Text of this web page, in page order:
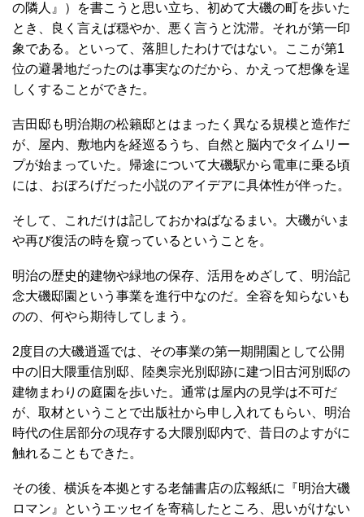
の隣人』）を書こうと思い立ち、初めて大磯の町を歩いた
とき、良く言えば穏やか、悪く言うと沈滞。それが第一印
象である。といって、落胆したわけではない。ここが第1
位の避暑地だったのは事実なのだから、かえって想像を逞
しくすることができた。
吉田邸も明治期の松籟邸とはまったく異なる規模と造作だ
が、屋内、敷地内を経巡るうち、自然と脳内でタイムリー
プが始まっていた。帰途について大磯駅から電車に乗る頃
には、おぼろげだった小説のアイデアに具体性が伴った。
そして、これだけは記しておかねばなるまい。大磯がいま
や再び復活の時を窺っているということを。
明治の歴史的建物や緑地の保存、活用をめざして、明治記
念大磯邸園という事業を進行中なのだ。全容を知らないも
のの、何やら期待してしまう。
2度目の大磯逍遥では、その事業の第一期開園として公開
中の旧大隈重信別邸、陸奥宗光別邸跡に建つ旧古河別邸の
建物まわりの庭園を歩いた。通常は屋内の見学は不可だ
が、取材ということで出版社から申し入れてもらい、明治
時代の住居部分の現存する大隈別邸内で、昔日のよすがに
触れることもできた。
その後、横浜を本拠とする老舗書店の広報紙に『明治大磯
ロマン』というエッセイを寄稿したところ、思いがけない